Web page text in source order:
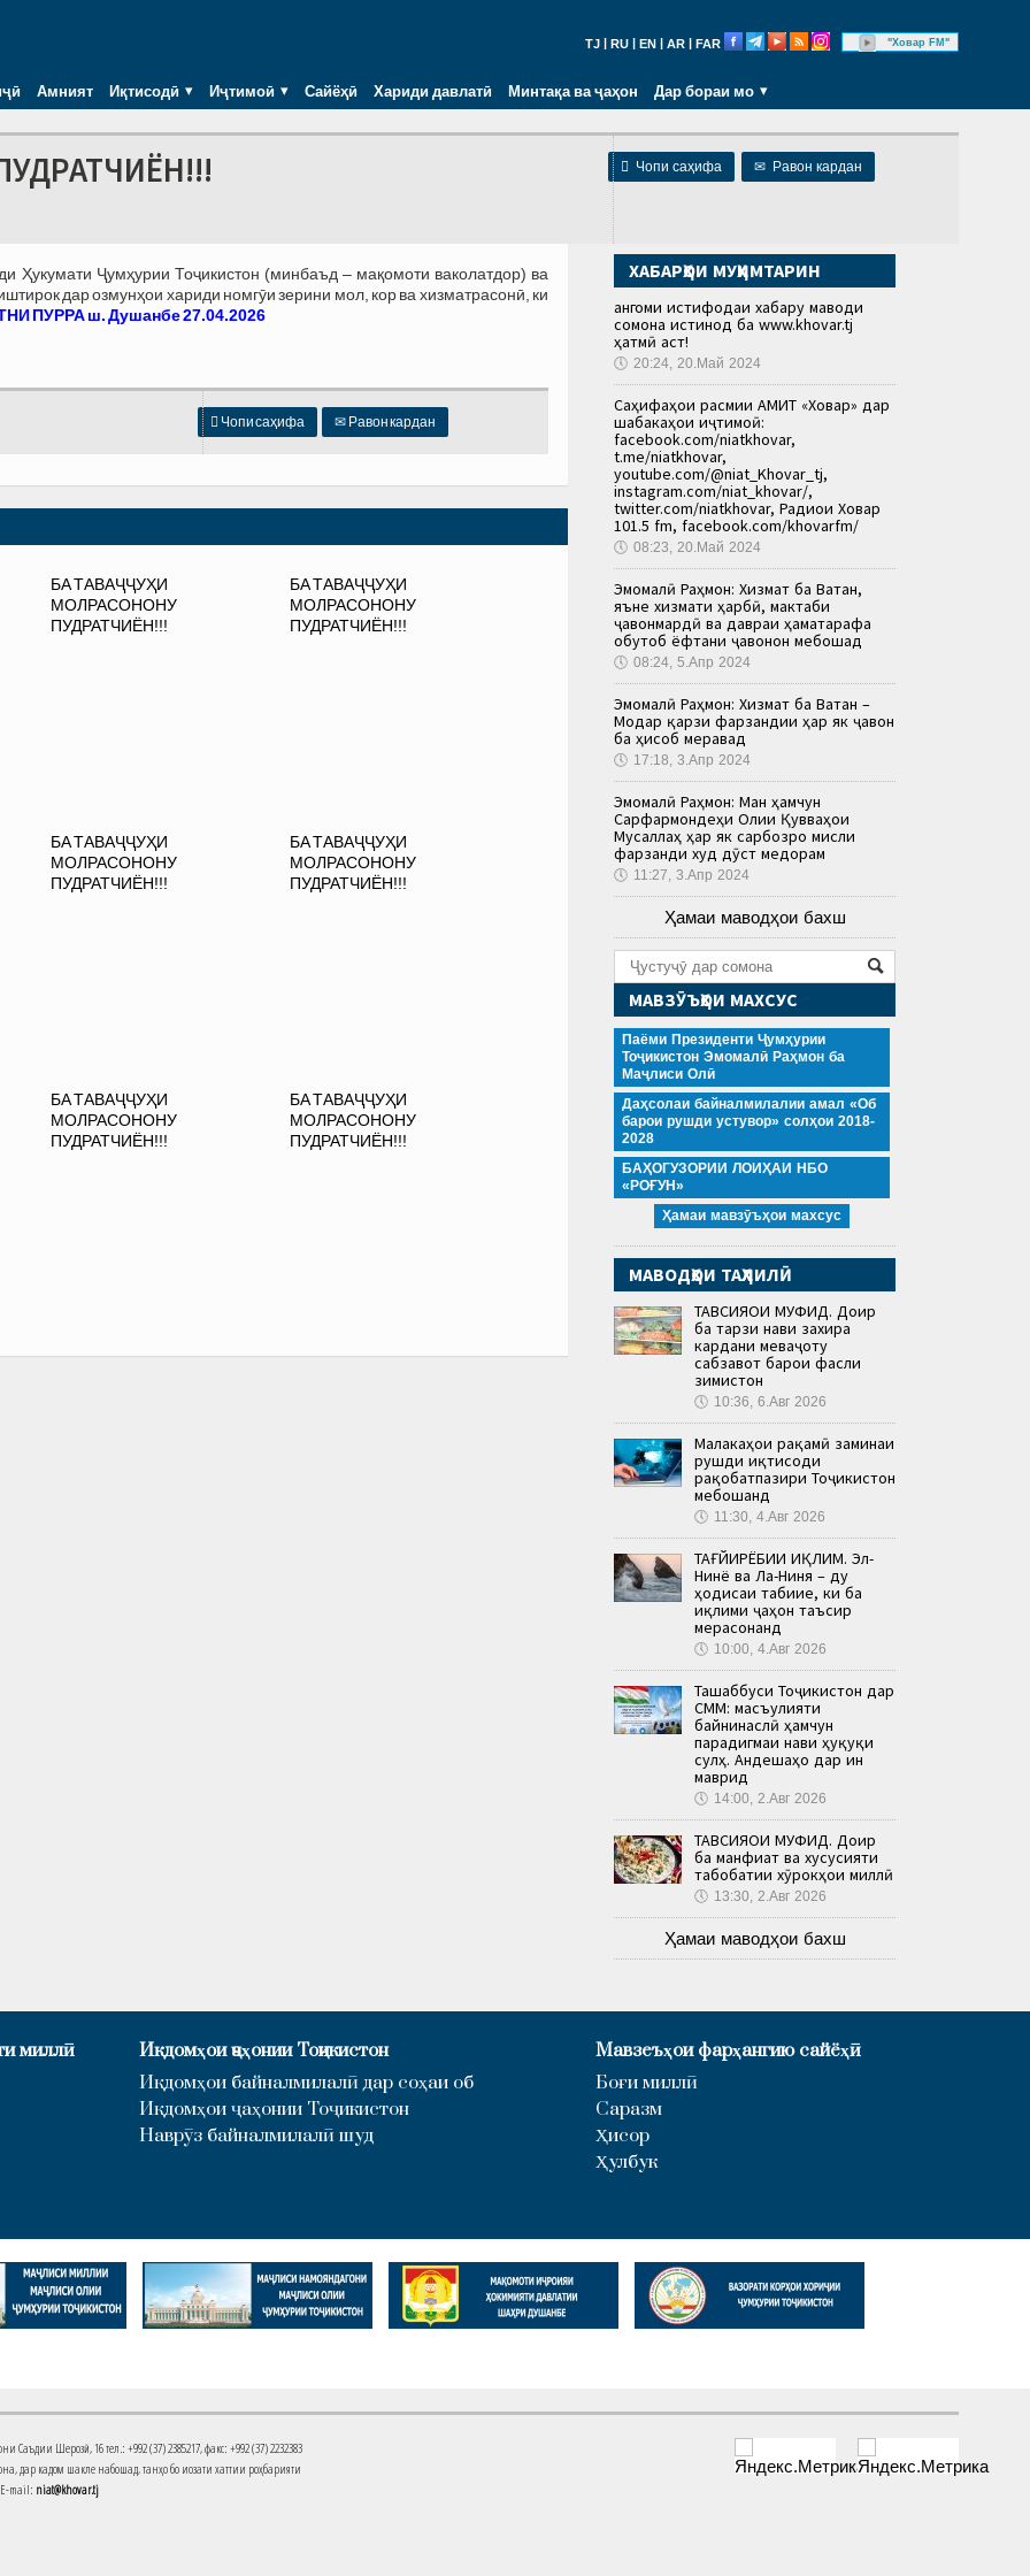
TJ RU EN AR FAR "Ховар FM"
Амният Иқтисодӣ Иҷтимоӣ Сайёҳӣ Хариди давлатӣ Минтақа ва ҷаҳон Дар бораи мо
 Чопи саҳифа ✉ Равон кардан
Ҳукумати Ҷумҳурии Тоҷикистон (минбаъд – мақомоти ваколатдор) ва
дар озмунҳои хариди номгӯи зерини мол, кор ва хизматрасонӣ, ки
ПУРРА ш. Душанбе 27.04.2026
 Чопи саҳифа ✉ Равон кардан
БА ТАВАҶҶУҲИ
МОЛРАСОНОНУ
ПУДРАТЧИЁН!!!
БА ТАВАҶҶУҲИ
МОЛРАСОНОНУ
ПУДРАТЧИЁН!!!
БА ТАВАҶҶУҲИ
МОЛРАСОНОНУ
ПУДРАТЧИЁН!!!
БА ТАВАҶҶУҲИ
МОЛРАСОНОНУ
ПУДРАТЧИЁН!!!
БА ТАВАҶҶУҲИ
МОЛРАСОНОНУ
ПУДРАТЧИЁН!!!
БА ТАВАҶҶУҲИ
МОЛРАСОНОНУ
ПУДРАТЧИЁН!!!
ХАБАРҲОИ МУҲИМТАРИН
Ҳангоми истифодаи хабару маводи
сомона истинод ба www.khovar.tj
ҳатмӣ аст!
🕔 20:24, 20.Май 2024
Саҳифаҳои расмии АМИТ «Ховар» дар
шабакаҳои иҷтимоӣ:
facebook.com/niatkhovar,
t.me/niatkhovar,
youtube.com/@niat_Khovar_tj,
instagram.com/niat_khovar/,
twitter.com/niatkhovar, Радиои Ховар
101.5 fm, facebook.com/khovarfm/
🕔 08:23, 20.Май 2024
Эмомалӣ Раҳмон: Хизмат ба Ватан,
яъне хизмати ҳарбӣ, мактаби
ҷавонмардӣ ва давраи ҳаматарафа
обутоб ёфтани ҷавонон мебошад
🕔 08:24, 5.Апр 2024
Эмомалӣ Раҳмон: Хизмат ба Ватан –
Модар қарзи фарзандии ҳар як ҷавон
ба ҳисоб меравад
🕔 17:18, 3.Апр 2024
Эмомалӣ Раҳмон: Ман ҳамчун
Сарфармондеҳи Олии Қувваҳои
Мусаллаҳ ҳар як сарбозро мисли
фарзанди худ дӯст медорам
🕔 11:27, 3.Апр 2024
Ҳамаи маводҳои бахш
МАВЗӮЪҲОИ МАХСУС
Паёми Президенти Ҷумҳурии
Тоҷикистон Эмомалӣ Раҳмон ба
Маҷлиси Олӣ
Даҳсолаи байналмилалии амал «Об
барои рушди устувор» солҳои 2018-
2028
БАҲОГУЗОРИИ ЛОИҲАИ НБО
«РОҒУН»
Ҳамаи мавзӯъҳои махсус
МАВОДҲОИ ТАҲЛИЛӢ
ТАВСИЯҲОИ МУФИД. Доир
ба тарзи нави захира
кардани меваҷоту
сабзавот барои фасли
зимистон
🕔 10:36, 6.Авг 2026
Малакаҳои рақамӣ заминаи
рушди иқтисоди
рақобатпазири Тоҷикистон
мебошанд
🕔 11:30, 4.Авг 2026
ТАҒЙИРЁБИИ ИҚЛИМ. Эл-
Нинё ва Ла-Ниня – ду
ҳодисаи табиие, ки ба
иқлими ҷаҳон таъсир
мерасонанд
🕔 10:00, 4.Авг 2026
Ташаббуси Тоҷикистон дар
СММ: масъулияти
байнинаслӣ ҳамчун
парадигмаи нави ҳуқуқи
сулҳ. Андешаҳо дар ин
маврид
🕔 14:00, 2.Авг 2026
ТАВСИЯҲОИ МУФИД. Доир
ба манфиат ва хусусияти
табобатии хӯрокҳои миллӣ
🕔 13:30, 2.Авг 2026
Ҳамаи маводҳои бахш
миллӣ
Иқдомҳои ҷаҳонии Тоҷикистон
Иқдомҳои байналмилалӣ дар соҳаи об
Иқдомҳои ҷаҳонии Тоҷикистон
Наврӯз байналмилалӣ шуд
Мавзеъҳои фарҳангию сайёҳӣ
Боғи миллӣ
Саразм
Ҳисор
Ҳулбук
Шерозӣ, 16 тел.: +992 (37) 2385217, факс: +992 (37) 2232383
дар кадом шакле набошад, танҳо бо иҷозати хаттии роҳбарияти
mail: niat@khovar.tj